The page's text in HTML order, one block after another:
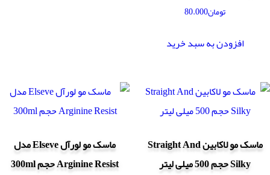
تومان80.000
افزودن به سبد خرید
ماسک مو لاکابین Straight And
Silky حجم 500 میلی لیتر
ماسک مو لورآل Elseve مدل
Arginine Resist حجم 300ml